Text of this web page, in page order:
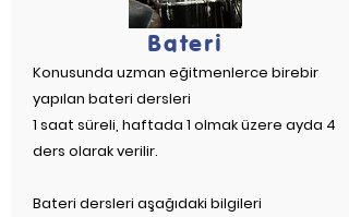
Bateri
Konusunda uzman eğitmenlerce birebir
yapılan bateri dersleri
1 saat süreli, haftada 1 olmak üzere ayda 4
ders olarak verilir.
Bateri dersleri aşağıdaki bilgileri